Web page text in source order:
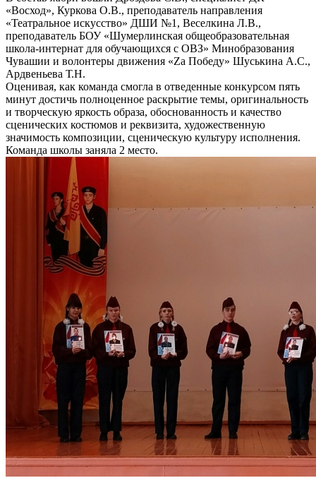
«Восход», Куркова О.В., преподаватель направления
«Театральное искусство» ДШИ №1, Веселкина Л.В.,
преподаватель БОУ «Шумерлинская общеобразовательная
школа-интернат для обучающихся с ОВЗ» Минобразования
Чувашии и волонтеры движения «Zа Победу» Шуськина А.С.,
Ардвеньева Т.Н.
Оценивая, как команда смогла в отведенные конкурсом пять
минут достичь полноценное раскрытие темы, оригинальность
и творческую яркость образа, обоснованность и качество
сценических костюмов и реквизита, художественную
значимость композиции, сценическую культуру исполнения.
Команда школы заняла 2 место.